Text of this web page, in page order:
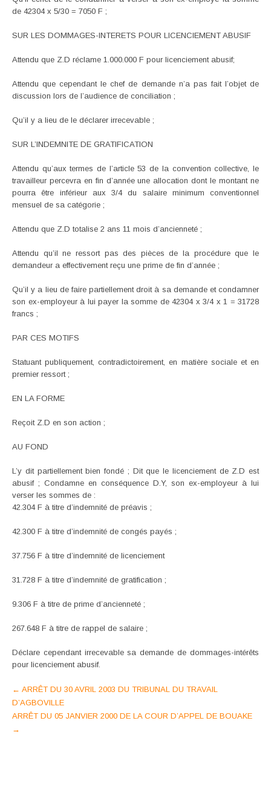
de 42304 x 5/30 = 7050 F ;
SUR LES DOMMAGES-INTERETS POUR LICENCIEMENT ABUSIF
Attendu que Z.D réclame 1.000.000 F pour licenciement abusif;
Attendu que cependant le chef de demande n’a pas fait l’objet de
discussion lors de l’audience de conciliation ;
Qu’il y a lieu de le déclarer irrecevable ;
SUR L’INDEMNITE DE GRATIFICATION
Attendu qu’aux termes de l’article 53 de la convention collective, le
travailleur percevra en fin d’année une allocation dont le montant ne
pourra être inférieur aux 3/4 du salaire minimum conventionnel
mensuel de sa catégorie ;
Attendu que Z.D totalise 2 ans 11 mois d’ancienneté ;
Attendu qu’il ne ressort pas des pièces de la procédure que le
demandeur a effectivement reçu une prime de fin d’année ;
Qu’il y a lieu de faire partiellement droit à sa demande et condamner
son ex-employeur à lui payer la somme de 42304 x 3/4 x 1 = 31728
francs ;
PAR CES MOTIFS
Statuant publiquement, contradictoirement, en matière sociale et en
premier ressort ;
EN LA FORME
Reçoit Z.D en son action ;
AU FOND
L’y dit partiellement bien fondé ; Dit que le licenciement de Z.D est
abusif ; Condamne en conséquence D.Y, son ex-employeur à lui
verser les sommes de :
42.304 F à titre d’indemnité de préavis ;
42.300 F à titre d’indemnité de congés payés ;
37.756 F à titre d’indemnité de licenciement
31.728 F à titre d’indemnité de gratification ;
9.306 F à titre de prime d’ancienneté ;
267.648 F à titre de rappel de salaire ;
Déclare cependant irrecevable sa demande de dommages-intérêts
pour licenciement abusif.
Post
navigation
← ARRÊT DU 30 AVRIL 2003 DU TRIBUNAL DU TRAVAIL
D’AGBOVILLE
ARRÊT DU 05 JANVIER 2000 DE LA COUR D’APPEL DE BOUAKE
→